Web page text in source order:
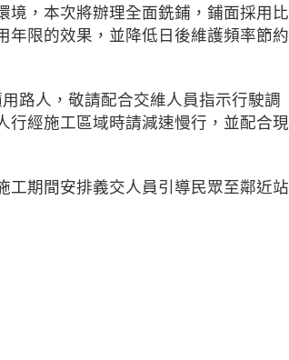
境，本次將辦理全面銑鋪，鋪面採用比
年限的效果，並降低日後維護頻率節約
路人，敬請配合交維人員指示行駛調
行經施工區域時請減速慢行，並配合現
工期間安排義交人員引導民眾至鄰近站